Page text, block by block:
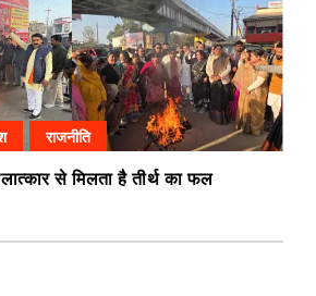
राजनीति
से मिलता है तीर्थ का फल